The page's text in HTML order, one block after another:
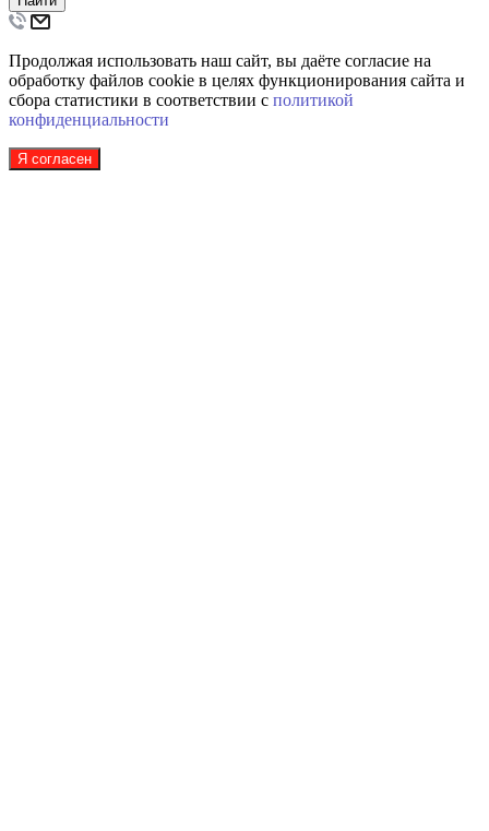
Продолжая использовать наш сайт, вы даёте согласие на
обработку файлов cookie в целях функционирования сайта и
сбора статистики в соответствии с политикой
конфиденциальности
Я согласен